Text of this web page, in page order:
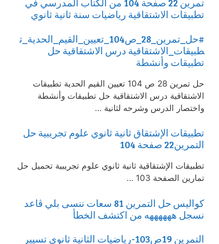
تطبيقات الاشتقاقية رياضيات سنة ثانية ثانوي
#حل_تمرين_28_ص104_تعيين_القيم_الحدية_ت
طبيقات_الاشتقاقية درس الاشتقاقية حل
تطبيقات وأنشطة
حل تمرين 28 ص 104 تعيين القيم الحدية تطبيقات
الاشتقاقية درس الاشتقاقية حل تطبيقات وأنشطة
واختصار الدرس وشرحه لثانية …
تطبيقات الإشتقاق ثانية ثانوي علوم تجريبية حل
التمرين22 صفحة 104
تطبيقات الإشتقاقية ثانية ثانوي علوم تجريبية تحميل حل
تمارين الصفحة 103 …
كواليس حل التمرين 81 سعات ننسى بلي ڨاعد
نسجل ههههههه من اكتشف الخطأ
التمرين 19ص103-رياضيات الثانية ثانوي تسيير